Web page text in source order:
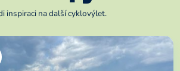
inspiraci na další cyklovýlet.